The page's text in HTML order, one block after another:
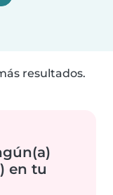
resultados.
en tu